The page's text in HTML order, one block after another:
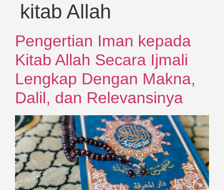
kitab Allah
Pengertian Iman kepada
Kitab Allah Secara Ijmali
Lengkap Dengan Makna,
Dalil, dan Relevansinya